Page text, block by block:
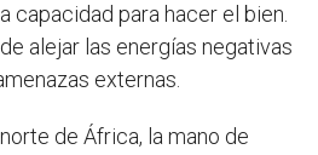
capacidad para hacer el bien.
alejar las energías negativas
externas.
de África, la mano de